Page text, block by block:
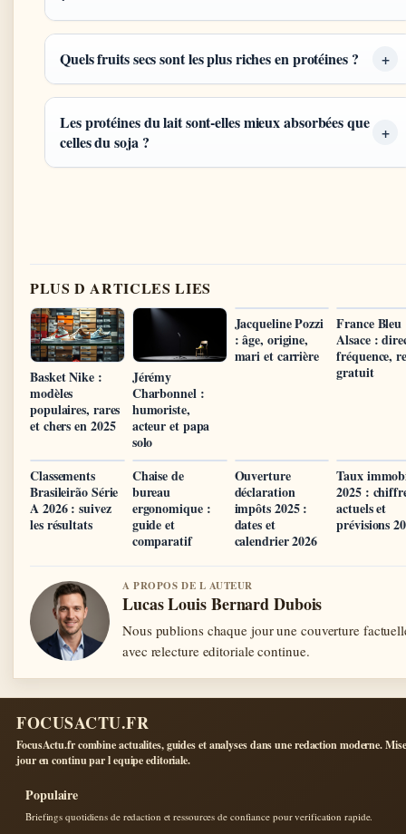
Quels fruits secs sont les plus riches en protéines ?
Les protéines du lait sont-elles mieux absorbées que
celles du soja ?
PLUS D ARTICLES LIES
Basket Nike :
modèles
populaires, rares
et chers en 2025
Jérémy
Charbonnel :
humoriste,
acteur et papa
solo
Jacqueline Pozzi
: âge, origine,
mari et carrière
France Bleu
Alsace :
fréquence,
gratuit
Classements
Brasileirão Série
A 2026 : suivez
les résultats
Chaise de
bureau
ergonomique :
guide et
comparatif
Ouverture
déclaration
impôts 2025 :
dates et
calendrier 2026
Taux
2025 :
actuels et
prévisions
A PROPOS DE L AUTEUR
Lucas Louis Bernard Dubois
Nous publions chaque jour une couverture
avec relecture editoriale continue.
FOCUSACTU.FR
FocusActu.fr combine actualites, guides et analyses dans une redaction moderne.
jour en continu par l equipe editoriale.
Populaire
Briefings quotidiens de redaction et ressources de confiance pour verification rapide.